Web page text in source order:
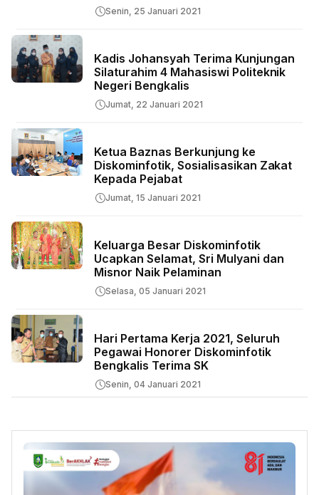
Senin, 25 Januari 2021
Kadis Johansyah Terima Kunjungan
Silaturahim 4 Mahasiswi Politeknik
Negeri Bengkalis
Jumat, 22 Januari 2021
Ketua Baznas Berkunjung ke
Diskominfotik, Sosialisasikan Zakat
Kepada Pejabat
Jumat, 15 Januari 2021
Keluarga Besar Diskominfotik
Ucapkan Selamat, Sri Mulyani dan
Misnor Naik Pelaminan
Selasa, 05 Januari 2021
Hari Pertama Kerja 2021, Seluruh
Pegawai Honorer Diskominfotik
Bengkalis Terima SK
Senin, 04 Januari 2021